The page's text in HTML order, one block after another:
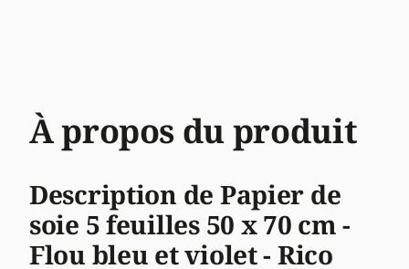
À propos du produit
Description de Papier de
soie 5 feuilles 50 x 70 cm -
Flou bleu et violet - Rico